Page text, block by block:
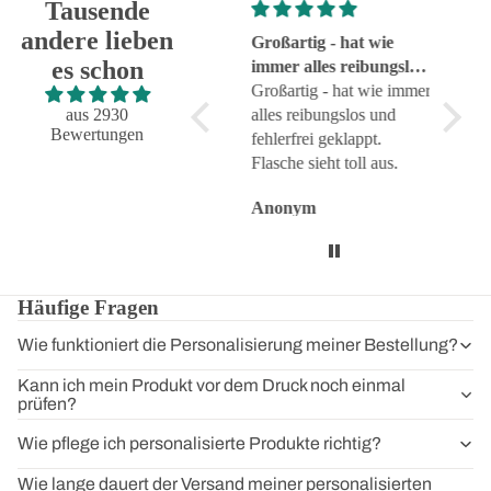
Tausende
andere lieben
es schon
aus 2930
Bewertungen
Super!
Super!
Großartig - hat wie
immer alles reibungslos
und fehlerfrei geklappt
Großartig - hat wie immer
alles reibungslos und
fehlerfrei geklappt.
Flasche sieht toll aus.
Anonym
Häufige Fragen
Wie funktioniert die Personalisierung meiner Bestellung?
Kann ich mein Produkt vor dem Druck noch einmal
prüfen?
Wie pflege ich personalisierte Produkte richtig?
Wie lange dauert der Versand meiner personalisierten